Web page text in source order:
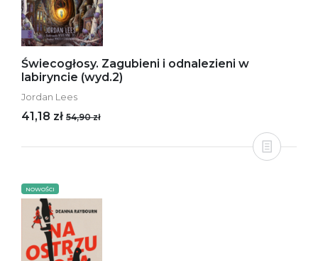
Świecogłosy. Zagubieni i odnalezieni w
labiryncie (wyd.2)
Jordan Lees
41,18 zł 54,90 zł
NOWOŚCI